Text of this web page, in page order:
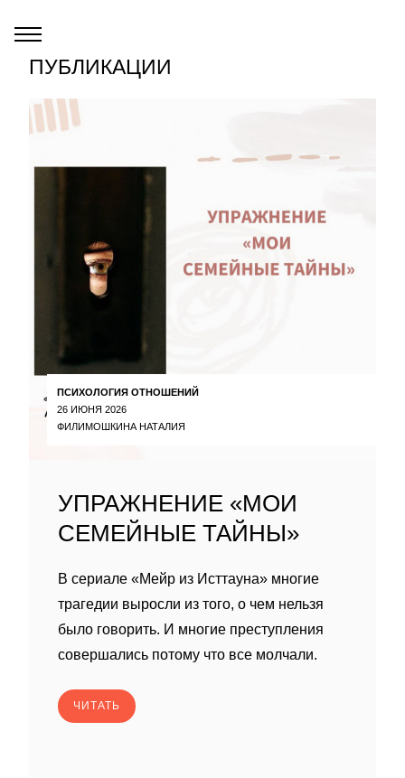
ПУБЛИКАЦИИ
ПСИХОЛОГИЯ ОТНОШЕНИЙ
26 ИЮНЯ 2026
ФИЛИМОШКИНА НАТАЛИЯ
УПРАЖНЕНИЕ «МОИ
СЕМЕЙНЫЕ ТАЙНЫ»
В сериале «Мейр из Исттауна» многие
трагедии выросли из того, о чем нельзя
было говорить. И многие преступления
совершались потому что все молчали.
ЧИТАТЬ